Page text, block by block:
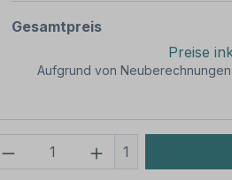
Gesamtpreis
Preise
Aufgrund von
Produkt Anzahl: Gib
1